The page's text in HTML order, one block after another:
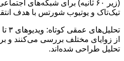
(زیر ۶۰ ثانیه) برای شبکه‌های
تیک‌تاک و یوتیوب شورتس با هدف
از زوایای مختلف بررسی می‌کنند و
تحلیل طراحی شده‌اند.